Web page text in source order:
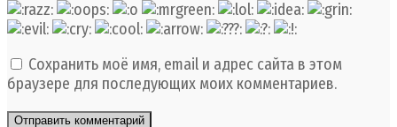
Сохранить моё имя, email и адрес сайта в этом
браузере для последующих моих комментариев.